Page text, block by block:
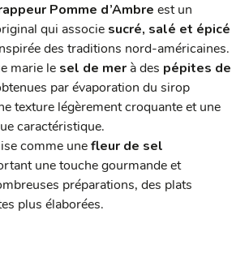
Pomme d’Ambre est un
qui associe sucré, salé et épicé
des traditions nord-américaines.
marie le sel de mer à des pépites de
par évaporation du sirop
texture légèrement croquante et une
caractéristique.
comme unefleur de sel
une touche gourmande et
préparations, des plats
plus élaborées.